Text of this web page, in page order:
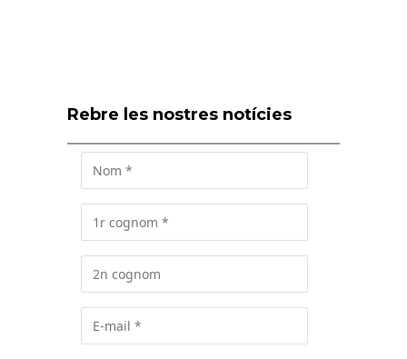
Rebre les nostres notícies